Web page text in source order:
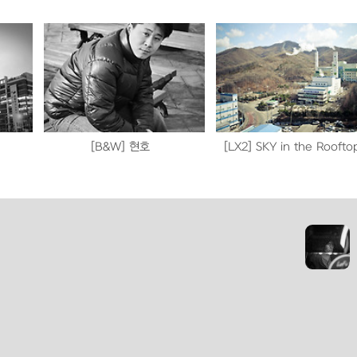
[B&W] 현호 [LX2] SKY in the